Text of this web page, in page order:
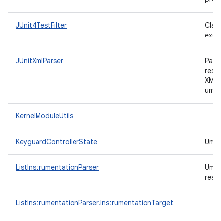
JUnit4TestFilter
JUnitXmlParser
um
KernelModuleUtils
KeyguardControllerState Um
ListInstrumentationParser Um
ListInstrumentationParser.InstrumentationTarget